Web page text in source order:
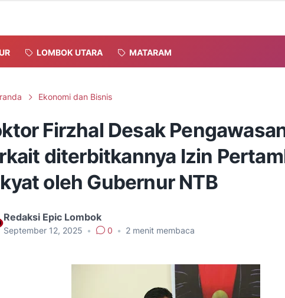
LOMBOK UTARA MATARAM
Ekonomi dan Bisnis
Firzhal Desak
diterbitkannya Izin
oleh Gubernur NTB
Redaksi Epic Lombok
September 12, 2025 • 0 • 2 menit membaca